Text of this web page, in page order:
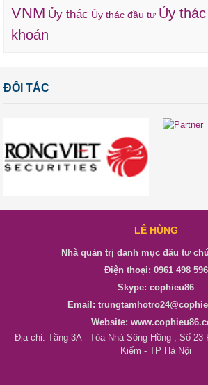
VNM Ủy thác Ủy thác đầu tư Ủy
khoán
ĐỐI TÁC
LÊ HÙNG
Nhà quản trị danh mục đầu tư
Điện thoại: 0961 498 596
Skype: cophieu86
Email:
Website:
Địa chỉ: Tầng 3A - Tòa Nhà Sông Hồng , Số 23
Kiếm - TP Hà Nội